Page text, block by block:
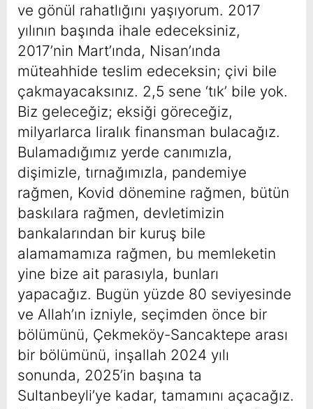
ve gönül rahatlığını yaşıyorum. 2017
yılının başında ihale edeceksiniz,
2017’nin Mart’ında, Nisan’ında
müteahhide teslim edeceksin; çivi bile
çakmayacaksınız. 2,5 sene ‘tık’ bile yok.
Biz geleceğiz; eksiği göreceğiz,
milyarlarca liralık finansman bulacağız.
Bulamadığımız yerde canımızla,
dişimizle, tırnağımızla, pandemiye
rağmen, Kovid dönemine rağmen, bütün
baskılara rağmen, devletimizin
bankalarından bir kuruş bile
alamamamıza rağmen, bu memleketin
yine bize ait parasıyla, bunları
yapacağız. Bugün yüzde 80 seviyesinde
ve Allah’ın izniyle, seçimden önce bir
bölümünü, Çekmeköy-Sancaktepe arası
bir bölümünü, inşallah 2024 yılı
sonunda, 2025’in başına ta
Sultanbeyli’ye kadar, tamamını açacağız.